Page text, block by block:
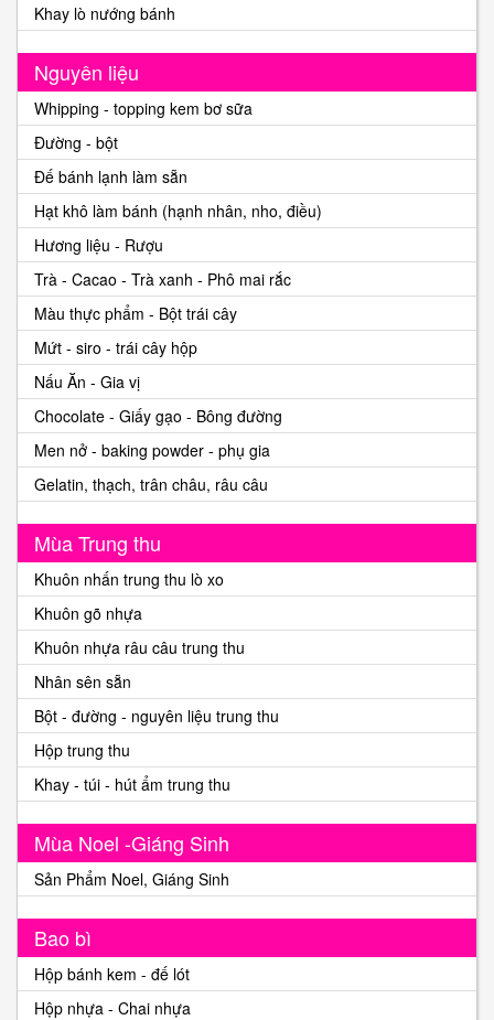
Khay lò nướng bánh
Nguyên liệu
Whipping - topping kem bơ sữa
Đường - bột
Đế bánh lạnh làm sẵn
Hạt khô làm bánh (hạnh nhân, nho, điều)
Hương liệu - Rượu
Trà - Cacao - Trà xanh - Phô mai rắc
Màu thực phẩm - Bột trái cây
Mứt - siro - trái cây hộp
Nấu Ăn - Gia vị
Chocolate - Giấy gạo - Bông đường
Men nở - baking powder - phụ gia
Gelatin, thạch, trân châu, râu câu
Mùa Trung thu
Khuôn nhấn trung thu lò xo
Khuôn gõ nhựa
Khuôn nhựa râu câu trung thu
Nhân sên sẵn
Bột - đường - nguyên liệu trung thu
Hộp trung thu
Khay - túi - hút ẩm trung thu
Mùa Noel -Giáng Sinh
Sản Phẩm Noel, Giáng Sinh
Bao bì
Hộp bánh kem - đế lót
Hộp nhựa - Chai nhựa